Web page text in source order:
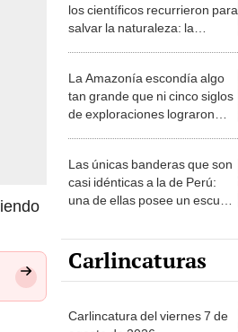
los científicos recurrieron para
salvar la naturaleza: la
desierto en un paisaje con
más vida
La Amazonía escondía algo
tan grande que ni cinco siglos
de exploraciones lograron
sabía sobre su pasado
Las únicas banderas que son
casi idénticas a la de Perú:
una de ellas posee un escudo
Carlincaturas
Carlincatura del viernes 7 de